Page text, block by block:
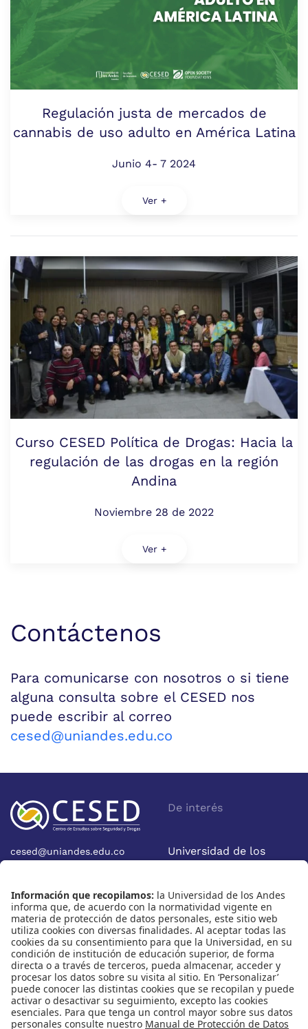
Regulación justa de mercados de
cannabis de uso adulto en América Latina
Junio 4- 7 2024
Ver +
Curso CESED Política de Drogas: Hacia la
regulación de las drogas en la región
Andina
Noviembre 28 de 2022
Ver +
Contáctenos
Para comunicarse con nosotros o si tiene
alguna consulta sobre el CESED nos
puede escribir al correo
cesed@uniandes.edu.co
cesed@uniandes.edu.co
Bogotá - Colombia
De interés
Universidad de los
Facultad de Economía
Nosotros
Quiénes somos
Eventos
Cursos
Nuestras redes
Instagram
X
Linkedin